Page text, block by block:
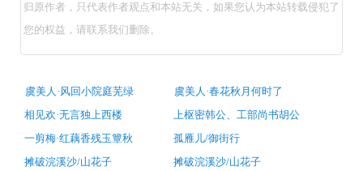
林
花
了
春
归原作者，只代表作者观点和本站无关，如果您认为本站转载侵犯了
您的权益，请联系我们删除。
古
词
虞美人·风回小院庭芜绿
虞美人·春花秋月何时了
相见欢·无言独上西楼
上枢密韩公、工部尚书胡公
一剪梅·红藕香残玉簟秋
孤雁儿/御街行
摊破浣溪沙/山花子
摊破浣溪沙/山花子